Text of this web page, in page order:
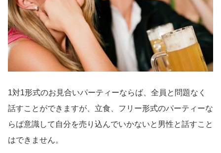
1対1形式のお見合いパーティーならば、全員と問題なく
話すことができますが、立食、フリー形式のパーティーな
らば意識して自分を売り込んでいかないと男性と話すこと
はできません。